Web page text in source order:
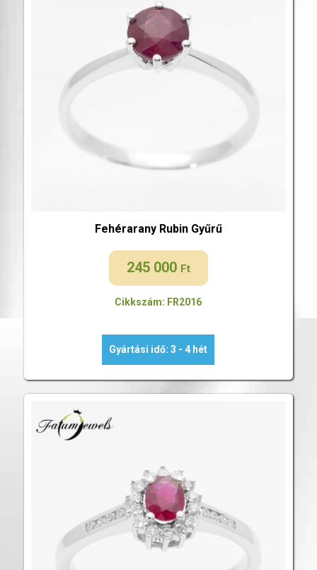
Fehérarany Rubin Gyűrű
245 000 Ft
Cikkszám: FR2016
Gyártási idő: 3 - 4 hét